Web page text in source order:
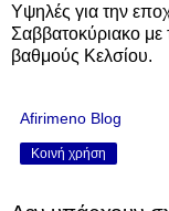
Υψηλές για την
Σαββατοκύριακο με
βαθμούς Κελσίου.
Afirimeno Blog
Κοινή χρήση